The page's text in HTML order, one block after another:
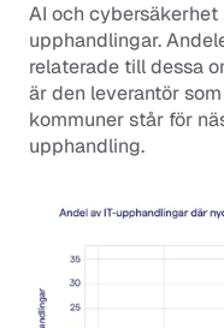
AI och
upphandlingar.
relaterade till dessa
är den leverantör
kommuner står för
upphandling.